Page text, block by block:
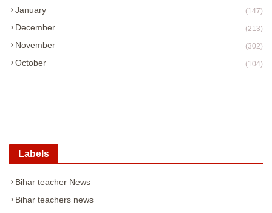
January (147)
December (213)
November (302)
October (104)
Labels
Bihar teacher News
Bihar teachers news